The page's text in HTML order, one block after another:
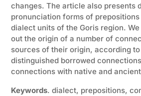
changes. The article also presents
pronunciation forms of
dialect units of the Goris region.
out the origin of a number of
sources of their origin, according
distinguished borrowed
connections with native and
Keywords. dialect, prepositions,